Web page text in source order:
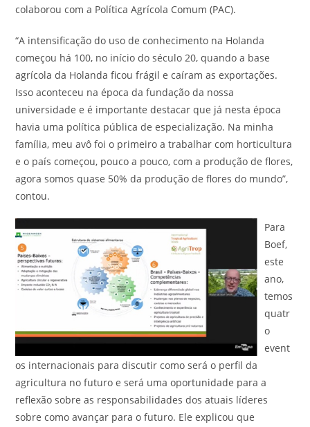
colaborou com a Política Agrícola Comum (PAC).
“A intensificação do uso de conhecimento na Holanda
começou há 100, no início do século 20, quando a base
agrícola da Holanda ficou frágil e caíram as exportações.
Isso aconteceu na época da fundação da nossa
universidade e é importante destacar que já nesta época
havia uma política pública de especialização. Na minha
família, meu avô foi o primeiro a trabalhar com horticultura
e o país começou, pouco a pouco, com a produção de flores,
agora somos quase 50% da produção de flores do mundo”,
contou.
Para
Boef,
este
ano,
temos
quatr
o
event
os internacionais para discutir como será o perfil da
agricultura no futuro e será uma oportunidade para a
reflexão sobre as responsabilidades dos atuais líderes
sobre como avançar para o futuro. Ele explicou que